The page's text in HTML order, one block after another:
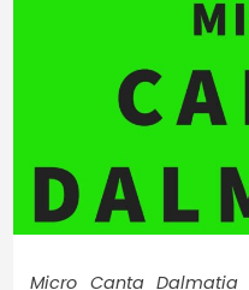
Micro Canta Dalmatia